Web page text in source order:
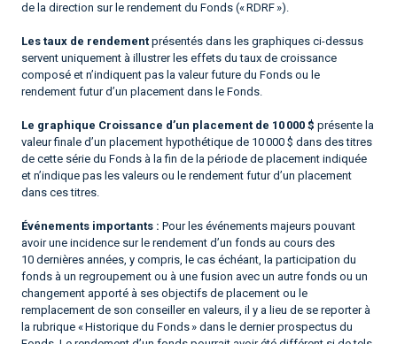
de la direction sur le rendement du Fonds (« RDRF »).
Les taux de rendement présentés dans les graphiques ci-dessus
servent uniquement à illustrer les effets du taux de croissance
composé et n’indiquent pas la valeur future du Fonds ou le
rendement futur d’un placement dans le Fonds.
Le graphique Croissance d’un placement de 10 000 $ présente la
valeur finale d’un placement hypothétique de 10 000 $ dans des titres
de cette série du Fonds à la fin de la période de placement indiquée
et n’indique pas les valeurs ou le rendement futur d’un placement
dans ces titres.
Événements importants : Pour les événements majeurs pouvant
avoir une incidence sur le rendement d’un fonds au cours des
10 dernières années, y compris, le cas échéant, la participation du
fonds à un regroupement ou à une fusion avec un autre fonds ou un
changement apporté à ses objectifs de placement ou le
remplacement de son conseiller en valeurs, il y a lieu de se reporter à
la rubrique « Historique du Fonds » dans le dernier prospectus du